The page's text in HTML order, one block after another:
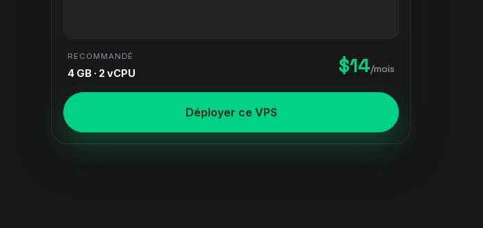
RECOMMANDÉ
4 GB · 2 vCPU $14/mois
Déployer ce VPS